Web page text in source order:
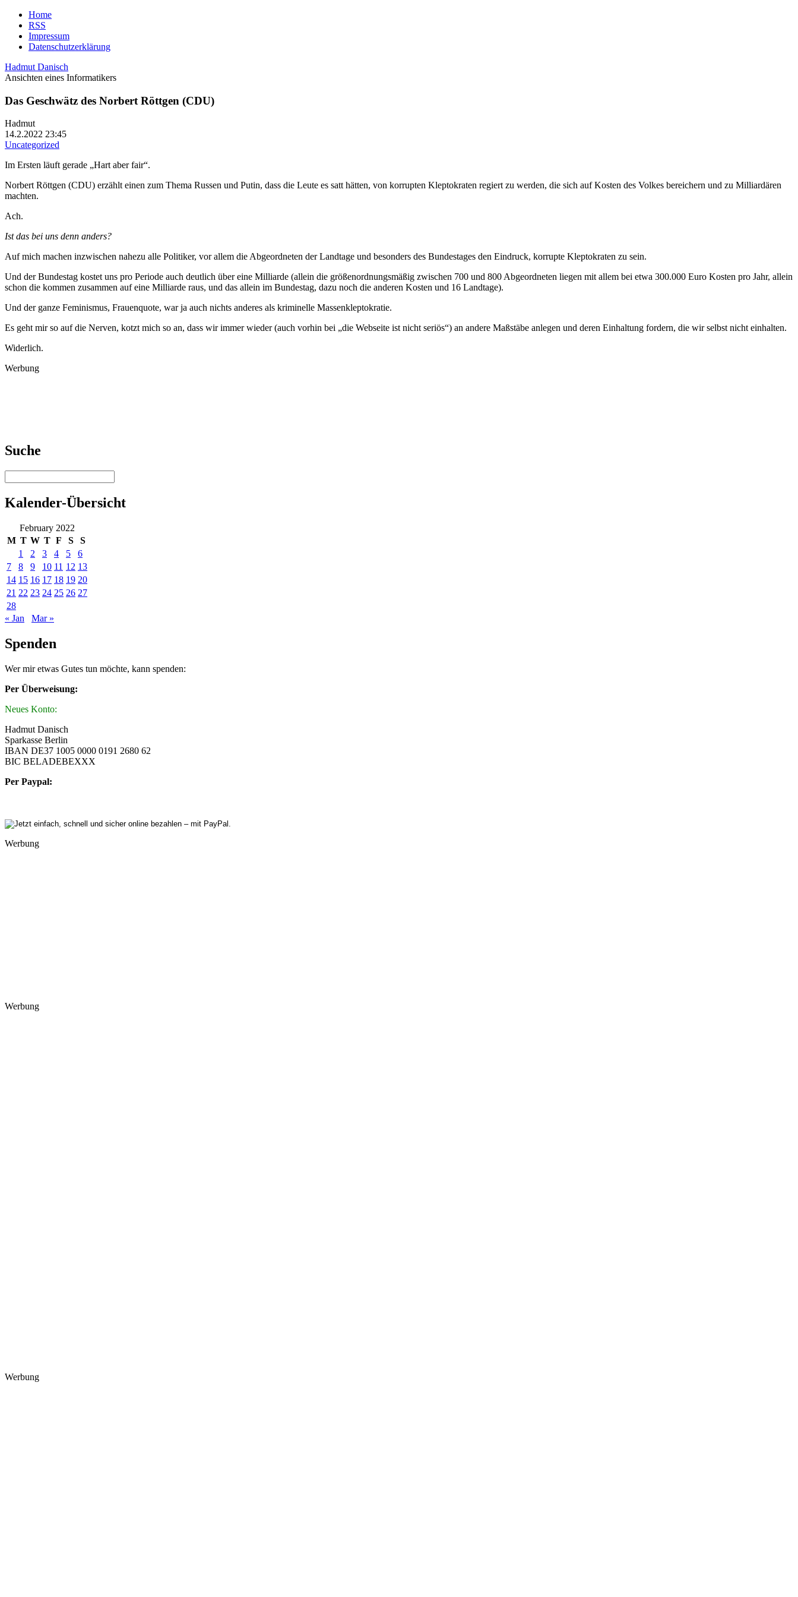
Home
RSS
Impressum
Datenschutzerklärung
Hadmut Danisch
Ansichten eines Informatikers
Das Geschwätz des Norbert Röttgen (CDU)
Hadmut
14.2.2022 23:45
Uncategorized
Im Ersten läuft gerade „Hart aber fair“.
Norbert Röttgen (CDU) erzählt einen zum Thema Russen und Putin, dass die Leute es satt hätten, von korrupten Kleptokraten regiert zu werden, die sich auf Kosten des Volkes bereichern und zu Milliardären
machten.
Ach.
Ist das bei uns denn anders?
Auf mich machen inzwischen nahezu alle Politiker, vor allem die Abgeordneten der Landtage und besonders des Bundestages den Eindruck, korrupte Kleptokraten zu sein.
Und der Bundestag kostet uns pro Periode auch deutlich über eine Milliarde (allein die größenordnungsmäßig zwischen 700 und 800 Abgeordneten liegen mit allem bei etwa 300.000 Euro Kosten pro Jahr, allein
schon die kommen zusammen auf eine Milliarde raus, und das allein im Bundestag, dazu noch die anderen Kosten und 16 Landtage).
Und der ganze Feminismus, Frauenquote, war ja auch nichts anderes als kriminelle Massenkleptokratie.
Es geht mir so auf die Nerven, kotzt mich so an, dass wir immer wieder (auch vorhin bei „die Webseite ist nicht seriös“) an andere Maßstäbe anlegen und deren Einhaltung fordern, die wir selbst nicht einhalten.
Widerlich.
Werbung
Suche
Kalender-Übersicht
February 2022
M T W T F S
S
1
2 3 4 5
6
7
8 9 10 11 12 13
14 15 16 17 18 19 20
21 22 23 24 25 26 27
28
« Jan
Mar »
Spenden
Wer mir etwas Gutes tun möchte, kann spenden:
Per Überweisung:
Neues Konto:
Hadmut Danisch
Sparkasse Berlin
IBAN DE37 1005 0000 0191 2680 62
BIC BELADEBEXXX
Per Paypal:
Werbung
Werbung
Werbung